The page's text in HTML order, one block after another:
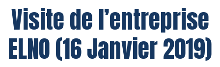
Visite de l’entreprise
ELNO (16 Janvier 2019)